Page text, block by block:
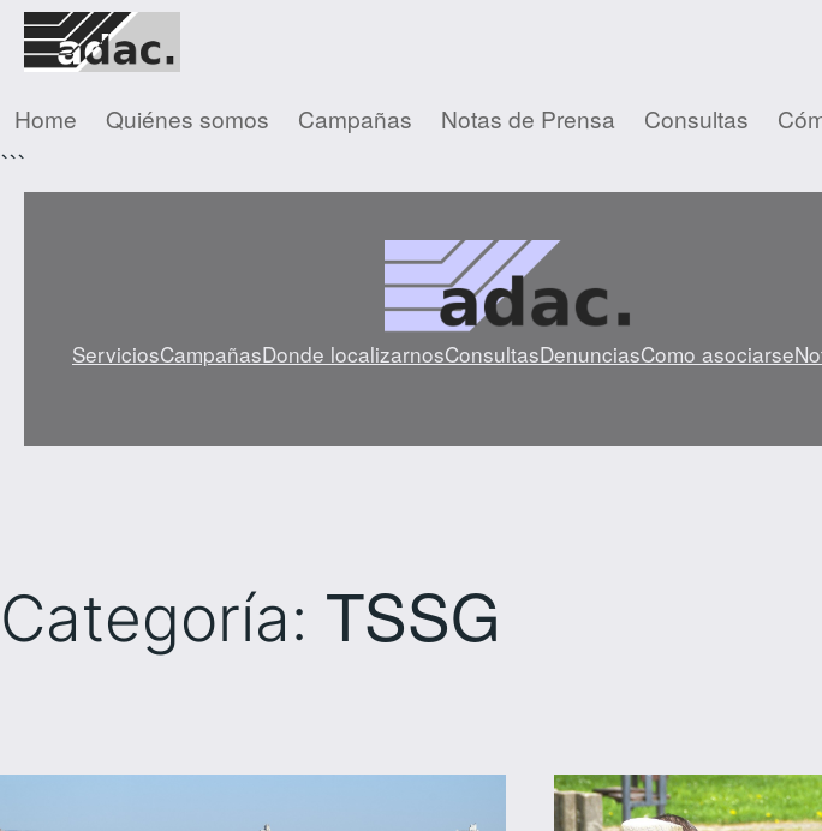
Home Quiénes somos Campañas Notas de Prensa Consultas
```
ServiciosCampañasDonde localizarnosConsultasDenunciasComo asociarse
Categoría: TSSG